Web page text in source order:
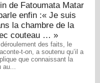
de Fatoumata Matar
enfin :« Je suis
la chambre de la
couteau … »
des faits, le
t-on, a soutenu qu’il a
que connaissant la
au...